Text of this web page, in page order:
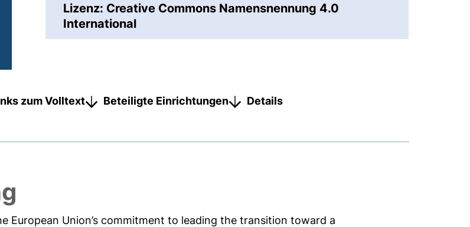
Lizenz: Creative Commons Namensnennung 4.0
International
zum Volltext Beteiligte Einrichtungen
Details
European Union’s commitment to leading the transition toward a